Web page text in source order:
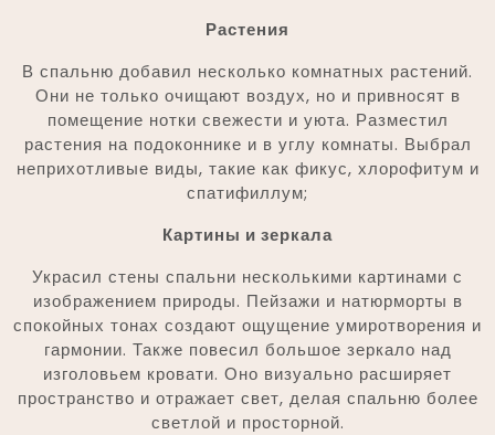
Растения
В спальню добавил несколько комнатных растений.
Они не только очищают воздух, но и привносят в
помещение нотки свежести и уюта. Разместил
растения на подоконнике и в углу комнаты. Выбрал
неприхотливые виды, такие как фикус, хлорофитум и
спатифиллум;
Картины и зеркала
Украсил стены спальни несколькими картинами с
изображением природы. Пейзажи и натюрморты в
спокойных тонах создают ощущение умиротворения и
гармонии. Также повесил большое зеркало над
изголовьем кровати. Оно визуально расширяет
пространство и отражает свет, делая спальню более
светлой и просторной.